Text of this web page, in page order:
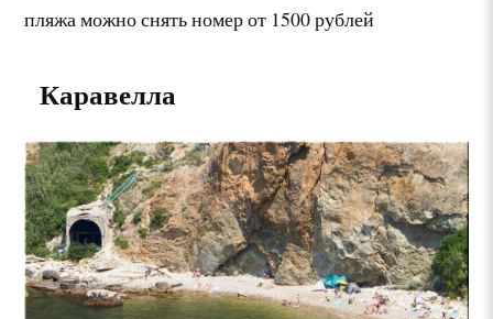
пляжа можно снять номер от 1500 рублей
Каравелла